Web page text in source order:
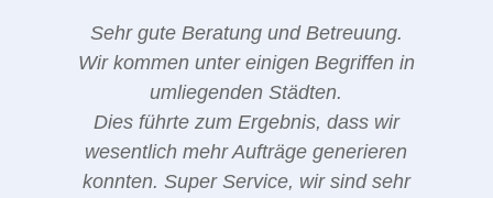
Sehr gute Beratung und Betreuung.
Wir kommen unter einigen Begriffen in
umliegenden Städten.
Dies führte zum Ergebnis, dass wir
wesentlich mehr Aufträge generieren
konnten. Super Service, wir sind sehr